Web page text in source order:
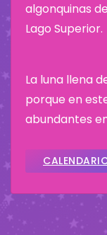
algonquinas
Lago Superior.
La luna llena
porque en
abundantes